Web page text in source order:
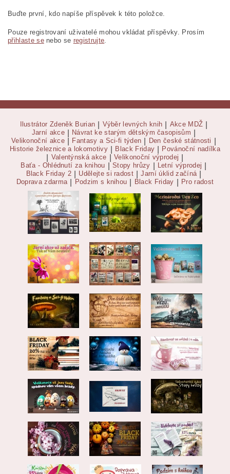
Buďte první, kdo napíše příspěvek k této položce.
Pouze registrovaní uživatelé mohou vkládat příspěvky. Prosím
přihlaste senebo se registrujte.
Ilustrátor Zdeněk Burian Výběr levných knih Akce MDŽ
Jarní akce Návrat ke starým dětským časopisům
Velikonoční akce Fantasy a Sci-fi týden Den české státnosti
Historie železnice a lokomotivy Black Friday Povánoční nadílka
Valentýnská akce Velikonoční výprodej
Baťa - Ohlédnutí za knihou Stopy hrůzy Letní výprodej
Black Friday 2 Udělejte si radost Jarní úklid začíná
Doprava zdarma Podzim s knihou Black Friday Pro radost